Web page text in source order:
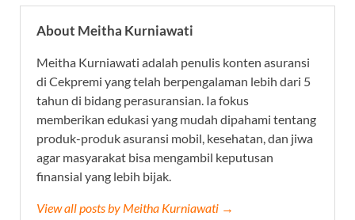
About Meitha Kurniawati
Meitha Kurniawati adalah penulis konten asuransi
di Cekpremi yang telah berpengalaman lebih dari 5
tahun di bidang perasuransian. Ia fokus
memberikan edukasi yang mudah dipahami tentang
produk-produk asuransi mobil, kesehatan, dan jiwa
agar masyarakat bisa mengambil keputusan
finansial yang lebih bijak.
View all posts by Meitha Kurniawati →